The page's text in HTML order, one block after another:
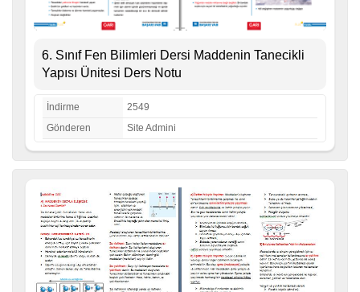
6. Sınıf Fen Bilimleri Dersi Maddenin Tanecikli
Yapısı Ünitesi Ders Notu
İndirme
2549
Gönderen
Site Admini